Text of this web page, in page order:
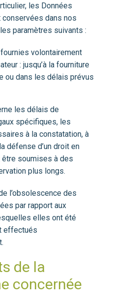
les Données
dans nos
paramètres suivants :
volontairement
: jusqu’à la fourniture
ou dans les délais prévus
les délais de
spécifiques, les
à la constatation, à
défense d’un droit en
soumises à des
plus longs.
l’obsolescence des
par rapport aux
elles ont été
effectués
de la
concernée